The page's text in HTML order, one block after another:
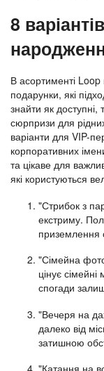
8
В асортименті Loop
подарунки, які
знайти як доступні,
сюрпризи для
варіанти для VIP-
корпоративних
та цікаве для
які користуються
"Стрибок з
екстриму.
приземлення
"Сімейна
цінує
спогади
"Вечеря на
далеко від
затишною
"Катання на